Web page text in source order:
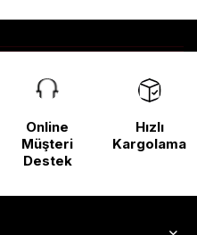
Online
Müşteri
Destek
Hızlı
Kargolama